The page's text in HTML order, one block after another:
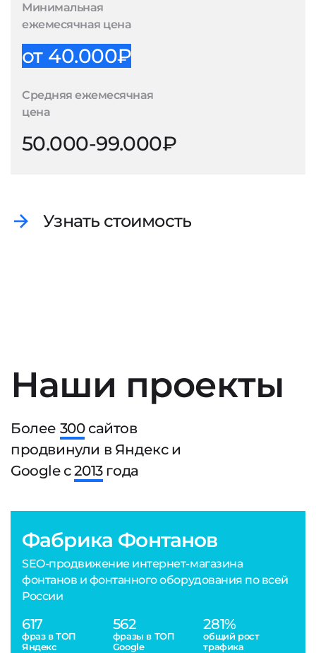
Минимальная
ежемесячная цена
от 40.000₽
Средняя ежемесячная
цена
50.000-99.000₽
Узнать стоимость
Наши проекты
Более 300сайтов
продвинули в Яндекс и
Google с2013года
Фабрика Фонтанов
SEO-продвижение интернет-магазина
фонтанов и фонтанного оборудования по всей
России
617
фраз в ТОП
Яндекс
562
фразы в ТОП
Google
281%
общий рост
трафика